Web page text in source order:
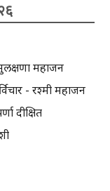
महाजन
- रश्मी महाजन
दीक्षित